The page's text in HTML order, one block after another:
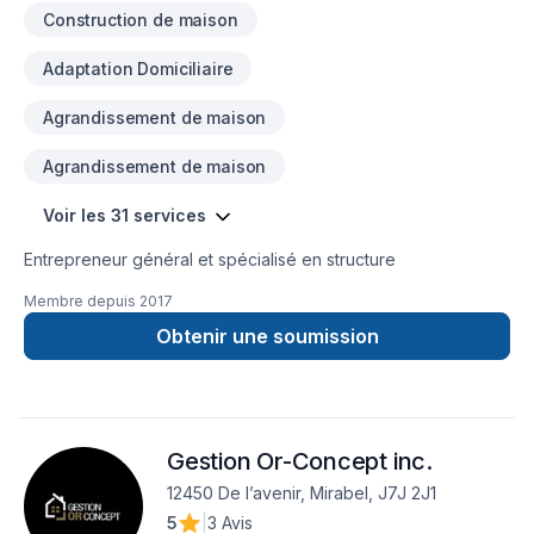
Construction de maison
Adaptation Domiciliaire
Agrandissement de maison
Agrandissement de maison
Voir les 31 services
Entrepreneur général et spécialisé en structure
Membre depuis 2017
Obtenir une soumission
Gestion Or-Concept inc.
12450 De l’avenir, Mirabel, J7J 2J1
5
3 Avis